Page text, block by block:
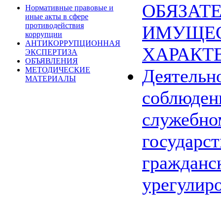
Нормативные правовые и
иные акты в сфере
противодействия
коррупции
АНТИКОРРУПЦИОННАЯ
ЭКСПЕРТИЗА
ОБЪЯВЛЕНИЯ
МЕТОДИЧЕСКИЕ
МАТЕРИАЛЫ